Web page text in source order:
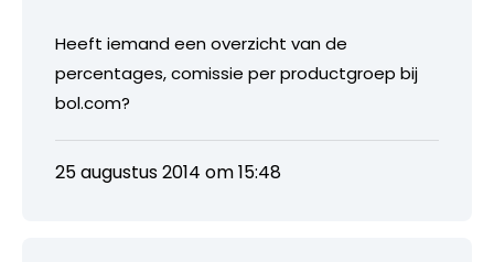
Heeft iemand een overzicht van de
percentages, comissie per productgroep bij
bol.com?
25 augustus 2014 om 15:48